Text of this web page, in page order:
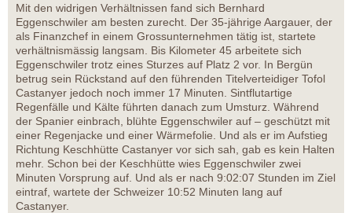
Mit den widrigen Verhältnissen fand sich Bernhard
Eggenschwiler am besten zurecht. Der 35-jährige Aargauer, der
als Finanzchef in einem Grossunternehmen tätig ist, startete
verhältnismässig langsam. Bis Kilometer 45 arbeitete sich
Eggenschwiler trotz eines Sturzes auf Platz 2 vor. In Bergün
betrug sein Rückstand auf den führenden Titelverteidiger Tofol
Castanyer jedoch noch immer 17 Minuten. Sintflutartige
Regenfälle und Kälte führten danach zum Umsturz. Während
der Spanier einbrach, blühte Eggenschwiler auf – geschützt mit
einer Regenjacke und einer Wärmefolie. Und als er im Aufstieg
Richtung Keschhütte Castanyer vor sich sah, gab es kein Halten
mehr. Schon bei der Keschhütte wies Eggenschwiler zwei
Minuten Vorsprung auf. Und als er nach 9:02:07 Stunden im Ziel
eintraf, wartete der Schweizer 10:52 Minuten lang auf
Castanyer.